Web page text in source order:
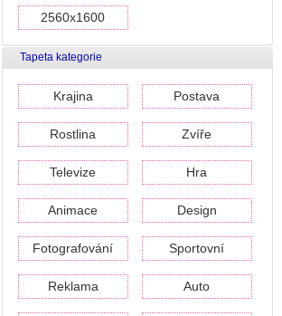
2560x1600
Tapeta kategorie
Krajina Postava
Rostlina Zvíře
Televize Hra
Animace Design
Fotografování Sportovní
Reklama Auto